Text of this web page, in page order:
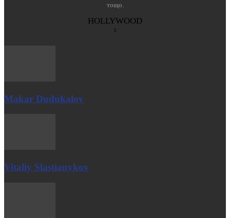
тощо.
HOLLYWOOD
Makar Dudukalov
Vitaliy Slastianykov